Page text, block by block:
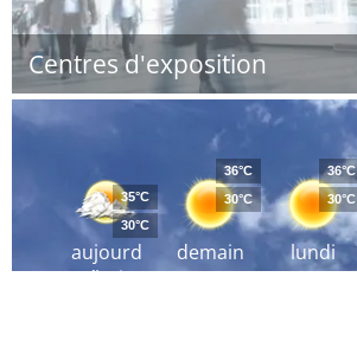
Centres d'exposition
aujourd
´hui
35°C
30°C
demain
36°C
30°C
lundi
36°C
30°C